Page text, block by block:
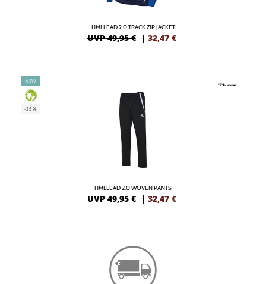
HMLLEAD 2.0 TRACK ZIP JACKET
UVP 49,95 € | 32,47 €
NEW
GREEN
-35%
HMLLEAD 2.0 WOVEN PANTS
UVP 49,95 € | 32,47 €